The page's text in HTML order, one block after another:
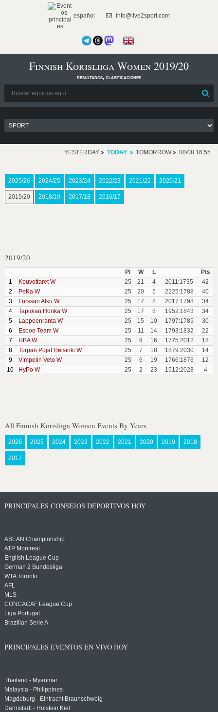
español info@live2sport.com
Finnish Korisliiga Women 2019/20
resultados, clasificaciones
YESTERDAY TODAY TOMORROW 08/08 16:55
2025/26 2024/25 2023/24 2022/23 2021/22 2020/21
2019/20 2018/19 2017/18 2016/17
2019/20
Pl W L
Pts
1
Kouvottaret W 25 21 4 2011:1735
42
2
PeKa W 25 20 5 2225:1788
40
3
Forssan Alku W 25 17 8 2017:1798
34
4
Tapiolan Honka W 25 17 8 1952:1843
34
5
Lappeenranta W 25 15 10 1797:1785
30
6
Espoo Team W 25 11 14 1793:1832
22
7
HBA W 25 9 16 1775:2012
18
8
Torpan Pojat Helsinki W 25 7 18 1879:2030
14
9
Vimpelin Veto W 25 6 19 1766:1876
12
10
HyPo W 25 2 23 1512:2028 4
All Finnish Korisliiga Women Events By Years
2026 2025 2024 2023 2022 2021 2020 2019 2018
2017
PRINCIPALES CONSEJOS DEPORTIVOS HOY
ASEAN Championship
ATP Montreal
English League Cup
German 2 Bundesliga
WTA Toronto
AFL
MLS
CONCACAF League Cup
Liga Portugal
Brazilian Serie A
PRINCIPALES EVENTOS EN VIVO HOY
Thailand - Myanmar
Malaysia - Philippines
Magdeburg - Eintracht Braunschweig
Darmstadt - Holstein Kiel